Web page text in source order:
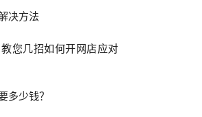
决方法
您几招如何开网店应对
多少钱？